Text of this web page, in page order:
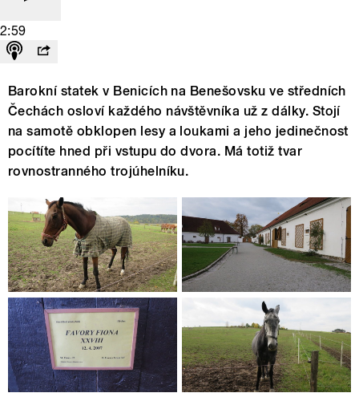
2:59
Barokní statek v Benicích na Benešovsku ve středních
Čechách osloví každého návštěvníka už z dálky. Stojí
na samotě obklopen lesy a loukami a jeho jedinečnost
pocítíte hned při vstupu do dvora. Má totiž tvar
rovnostranného trojúhelníku.